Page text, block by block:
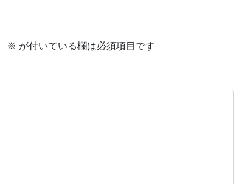
※ が付いている欄は必須項目です